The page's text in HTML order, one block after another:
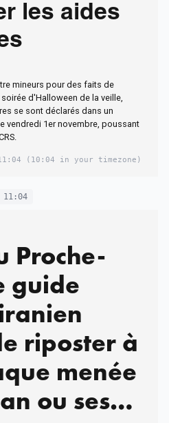
les aides
mineurs pour des faits de
d'Halloween de la veille,
se sont déclarés dans un
vendredi 1er novembre, poussant
(10:04 in your timezone)
11:04
Proche-
guide
riposter à
menée
ou ses